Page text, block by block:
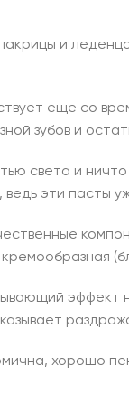
и
еще со
зубов и
света и
эти пасты
эффект
хорошо